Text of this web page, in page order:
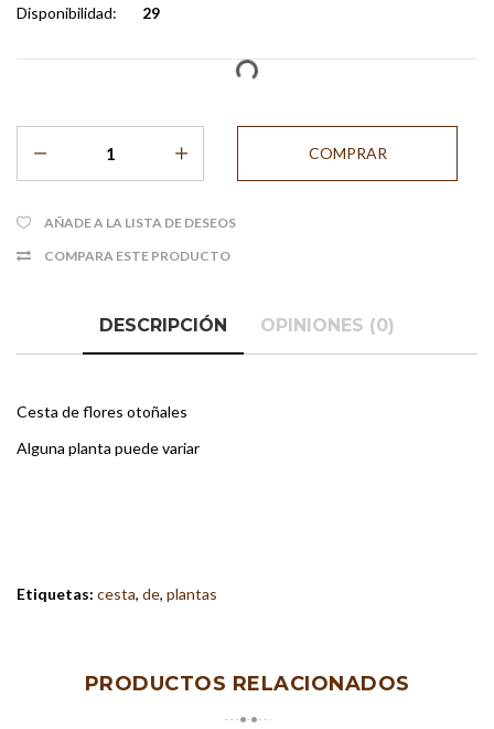
Disponibilidad:
29
AÑADE A LA LISTA DE DESEOS
COMPARA ESTE PRODUCTO
DESCRIPCIÓN OPINIONES (0)
Cesta de flores otoñales
Alguna planta puede variar
Etiquetas: cesta, de, plantas
PRODUCTOS RELACIONADOS